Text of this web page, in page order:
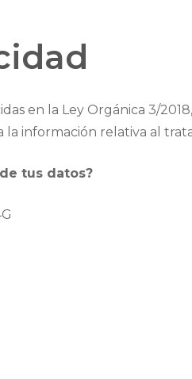
en la Ley Orgánica 3/
la información relativa al
tus datos?